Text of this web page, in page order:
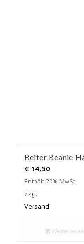
Beiter Beanie
€14,50
Enthält 20% MwSt.
zzgl.
Versand
Weiterlesen